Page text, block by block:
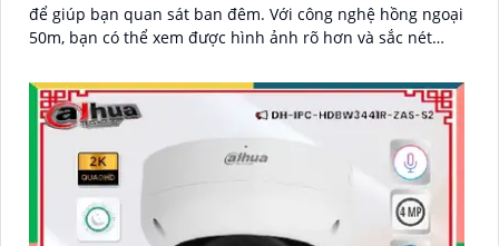
để giúp bạn quan sát ban đêm. Với công nghệ hồng ngoại
50m, bạn có thể xem được hình ảnh rõ hơn và sắc nét